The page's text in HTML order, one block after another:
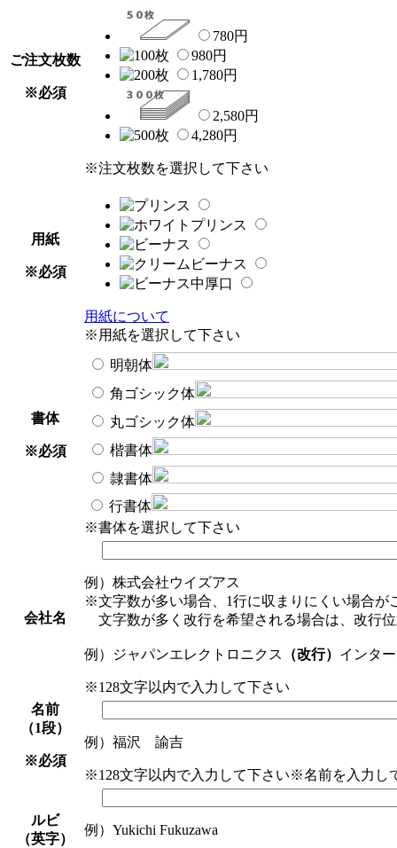
ご注文枚数
※必須
780円
980円
1,780円
2,580円
4,280円
※注文枚数を選択して下さい
用紙
※必須
用紙について
※用紙を選択して下さい
書体
※必須
明朝体
角ゴシック体
丸ゴシック体
楷書体
隷書体
行書体
※書体を選択して下さい
会社名
例）株式会社ウイズアス
※文字数が多い場合、1行に収まりにくい場合が
文字数が多く改行を希望される場合は、改行
例）ジャパンエレクトロニクス （改行） インタ
※128文字以内で入力して下さい
名前
（1段）
※必須
例）福沢 諭吉
※128文字以内で入力して下さい※名前を入力し
ルビ
（英字）
例）Yukichi Fukuzawa